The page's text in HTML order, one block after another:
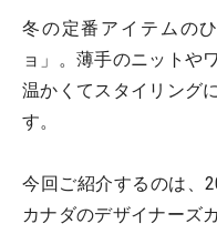
冬の定番アイテムの
ョ」。薄手のニットや
温かくてスタイリング
す。
今回ご紹介するのは、
カナダのデザイナーズ